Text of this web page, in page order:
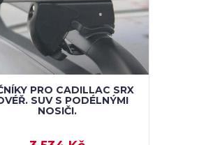
PRO CADILLAC SRX
SUV S PODÉLNÝMI
NOSIČI.